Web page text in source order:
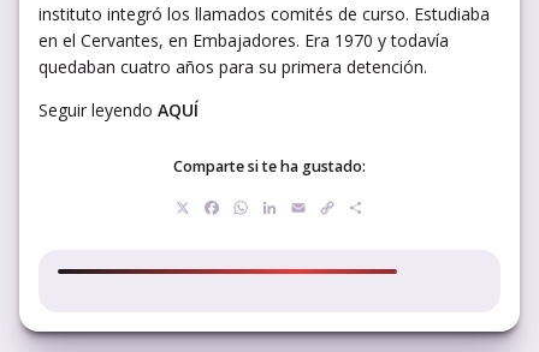
instituto integró los llamados comités de curso. Estudiaba
en el Cervantes, en Embajadores. Era 1970 y todavía
quedaban cuatro años para su primera detención.
Seguir leyendo AQUÍ
Comparte si te ha gustado:
Facebook
WhatsApp
LinkedIn
EmailCopy